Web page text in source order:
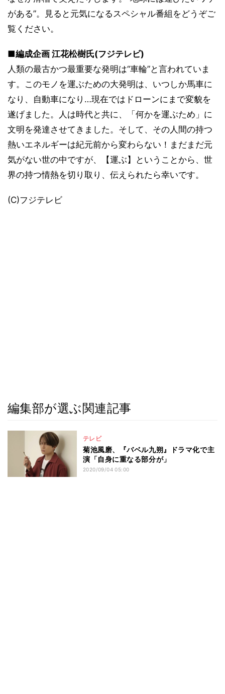
がある”。見ると元気になるスペシャル番組をどうぞご
覧ください。
■編成企画 江花松樹氏(フジテレビ)
人類の最古かつ最重要な発明は“車輪”と言われていま
す。このモノを運ぶための大発明は、いつしか馬車に
なり、自動車になり…現在ではドローンにまで変貌を
遂げました。人は時代と共に、「何かを運ぶため」に
文明を発達させてきました。そして、その人間の持つ
熱いエネルギーは紀元前から変わらない！まだまだ元
気がない世の中ですが、【運ぶ】ということから、世
界の持つ情熱を切り取り、伝えられたら幸いです。
(C)フジテレビ
編集部が選ぶ関連記事
テレビ
菊池風磨、『バベル九朔』ドラマ化で主
演「自身に重なる部分が」
2020/09/04 05:00